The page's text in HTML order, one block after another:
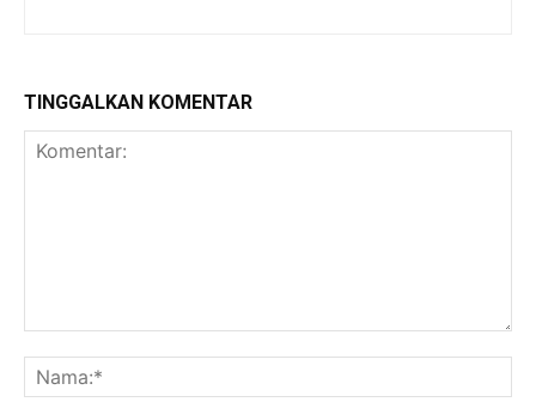
TINGGALKAN KOMENTAR